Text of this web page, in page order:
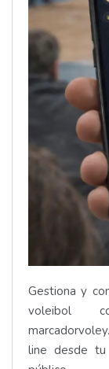
Gestiona y
line desde